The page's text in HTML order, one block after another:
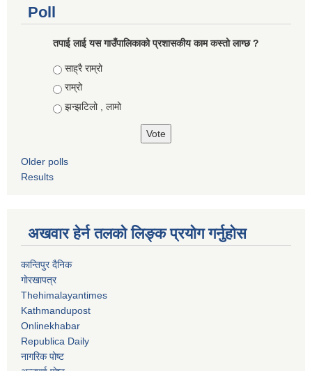
Poll
तपाई लाई यस गाउँपालिकाको प्रशासकीय काम कस्तो लाग्छ ?
Choices
साह्रै राम्रो
राम्रो
झन्झटिलो , लामो
Older polls
Results
अखवार हेर्न तलको लिङ्क प्रयोग गर्नुहाेस
कान्तिपुर दैनिक
गाेरखापत्र
Thehimalayantimes
Kathmandupost
Onlinekhabar
Republica Daily
नागरिक पोष्ट